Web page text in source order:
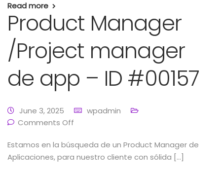
Read more
Product Manager
/Project manager
de app – ID #00157
June 3, 2025
wpadmin
Comments Off
Estamos en la búsqueda de un Product Manager de
Aplicaciones, para nuestro cliente con sólida […]